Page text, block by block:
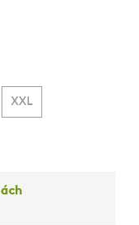
XXL